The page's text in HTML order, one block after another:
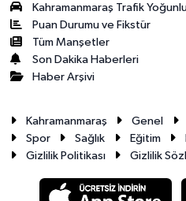
Kahramanmaraş Trafik
Puan Durumu ve Fikstür
Tüm Manşetler
Son Dakika Haberleri
Haber Arşivi
Kahramanmaraş Genel
Spor
Sağlık Eğitim
Gizlilik Politikası
Gizlilik